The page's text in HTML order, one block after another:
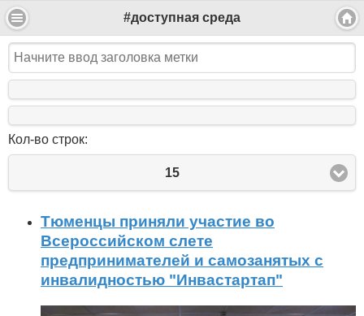
#доступная среда
Кол-во строк:
15
Тюменцы приняли участие во
Всероссийском слете
предпринимателей и самозанятых с
инвалидностью "Инвастартап"